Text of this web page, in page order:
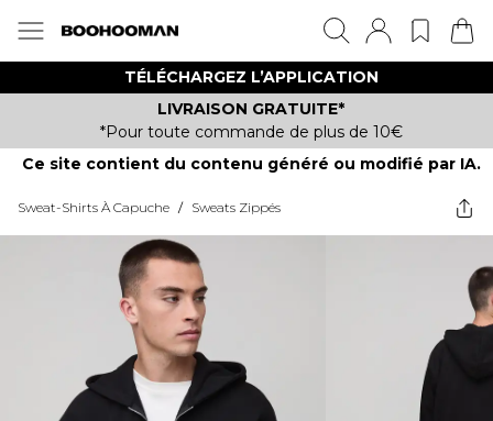
TÉLÉCHARGEZ L’APPLICATION
LIVRAISON GRATUITE*
*Pour toute commande de plus de 10€
Ce site contient du contenu généré ou modifié par IA.
Sweat-Shirts À Capuche / Sweats Zippés